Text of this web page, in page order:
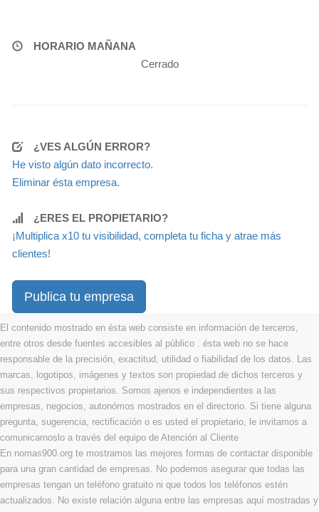
HORARIO MAÑANA
Cerrado
¿VES ALGÚN ERROR?
He visto algún dato incorrecto.
Eliminar ésta empresa.
¿ERES EL PROPIETARIO?
¡Multiplica x10 tu visibilidad, completa tu ficha y atrae más
clientes!
Publica tu empresa
El contenido mostrado en ésta web consiste en información de terceros,
entre otros desde fuentes accesibles al público . ésta web no se hace
responsable de la precisión, exactitud, utilidad o fiabilidad de los datos. Las
marcas, logotipos, imágenes y textos son propiedad de dichos terceros y
sus respectivos propietarios. Somos ajenos e independientes a las
empresas, negocios, autonómos mostrados en el directorio. Si tiene alguna
pregunta, sugerencia, rectificación o es usted el propietario, le invitamos a
comunicarnoslo a través del equipo de Atención al Cliente
En nomas900.org te mostramos las mejores formas de contactar disponible
para una gran cantidad de empresas. No podemos asegurar que todas las
empresas tengan un teléfono gratuito ni que todos los teléfonos estén
actualizados. No existe relación alguna entre las empresas aquí mostradas y